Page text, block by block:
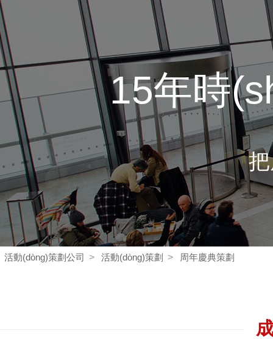
15年時
活動(dòng)策劃公司 > 活動(dòng)策劃 > 周年慶典策劃